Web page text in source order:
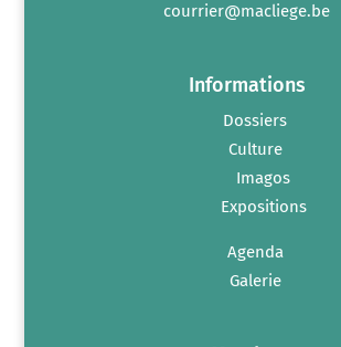
courrier@macliege.be
Informations
Dossiers
Culture
Imagos
Expositions
Agenda
Galerie